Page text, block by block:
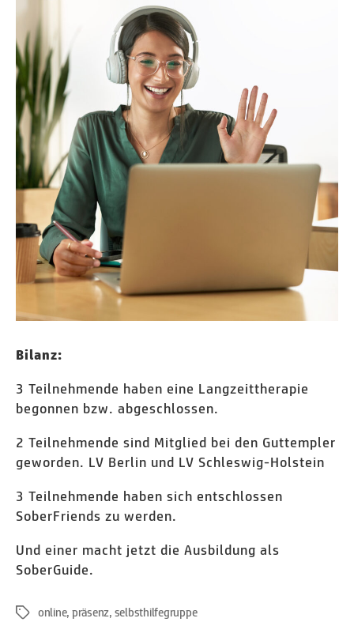
Bilanz:
3 Teilnehmende haben eine Langzeittherapie
begonnen bzw. abgeschlossen.
2 Teilnehmende sind Mitglied bei den Guttempler
geworden. LV Berlin und LV Schleswig-Holstein
3 Teilnehmende haben sich entschlossen
SoberFriends zu werden.
Und einer macht jetzt die Ausbildung als
SoberGuide.
Schlagwörter
online, präsenz, selbsthilfegruppe